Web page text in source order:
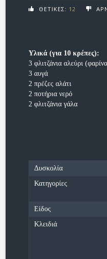
ΘΕΤΙΚΕΣ: 12
Υλικά (για 10 κρέπες):
3 φλιτζάνια αλεύρι
3 αυγά
2 πρέζες αλάτι
2 ποτήρια νερό
2 φλιτζάνια γάλα
Δυσκολία
Κατηγορίες
Είδος
Κλειδιά